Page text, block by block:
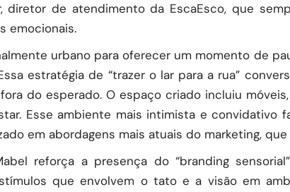
diretor de atendimento da EscaEsco, que
emocionais.
urbano para oferecer um momento de
estratégia de “trazer o lar para a rua”
do esperado. O espaço criado incluiu
Esse ambiente mais intimista e convidativo
em abordagens mais atuais do marketing,
reforça a presença do “branding
que envolvem o tato e a visão em